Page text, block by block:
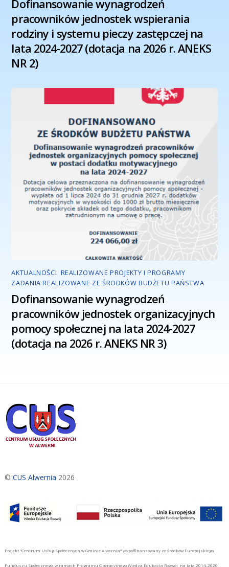
Dofinansowanie wynagrodzeń
pracowników jednostek wspierania
rodziny i systemu pieczy zastępczej na
lata 2024-2027 (dotacja na 2026 r. ANEKS
NR 2)
AKTUALNOŚCI REALIZOWANE PROJEKTY I PROGRAMY
ZADANIA REALIZOWANE ZE ŚRODKÓW BUDŻETU PAŃSTWA
Dofinansowanie wynagrodzeń
pracowników jednostek organizacyjnych
pomocy społecznej na lata 2024-2027
(dotacja na 2026 r. ANEKS NR 3)
© CUS Alwernia 2026
Projekt "Centrum Usług Społecznych w Gminie Alwernia" współfinansowany ze środków Europejskiego
Funduszu Społecznego, w ramach Programu Operacyjnego Wiedza Edukacja Rozwój na lata 2014-2020